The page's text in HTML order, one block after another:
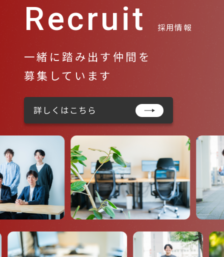
Recruit 採用情報
一緒に踏み出す仲間を
募集しています
詳しくはこちら